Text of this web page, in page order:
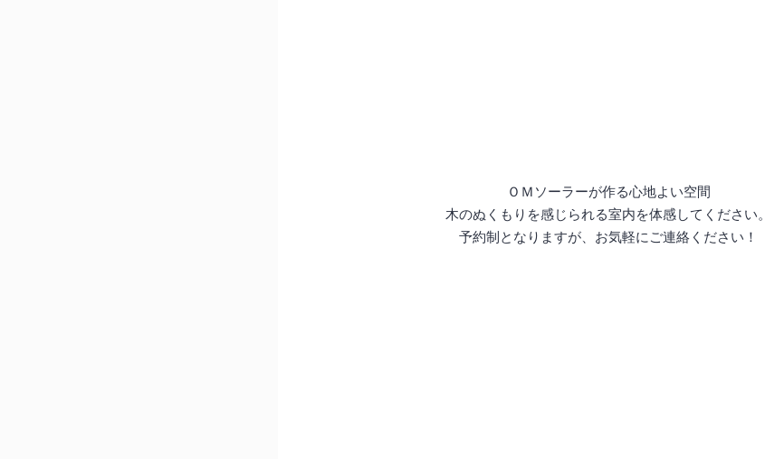
ＯＭソーラーが作る心地よい空間
木のぬくもりを感じられる室内を体感してください。
予約制となりますが、お気軽にご連絡ください！